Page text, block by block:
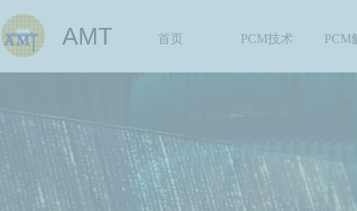
AMT 首页 PCM技术 PCM